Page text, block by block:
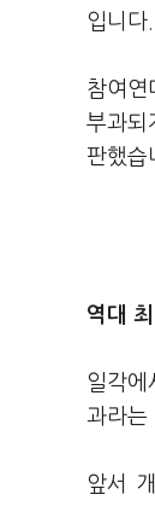
입니다.
참여
부과되
판했습
역대
일각에
과라는
앞서